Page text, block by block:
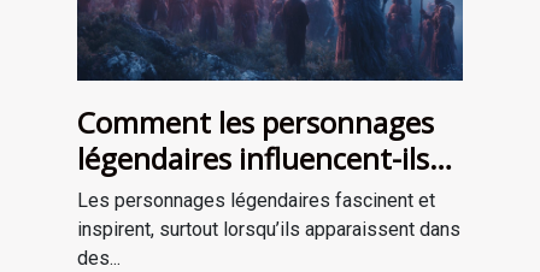
Comment les personnages
légendaires influencent-ils
les récits de survie ?
Les personnages légendaires fascinent et
inspirent, surtout lorsqu’ils apparaissent dans
des...